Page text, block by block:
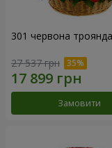
301 червона троянда
27 537 грн
Замовити